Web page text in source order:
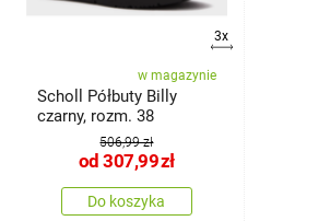
3x
w magazynie
Scholl Półbuty Billy
czarny, rozm. 38
506,99 zł
od 307,99zł
Do koszyka